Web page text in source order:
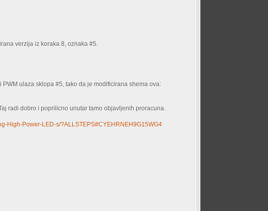
verzija iz koraka 8, oznaka #5.
ulaza sklopa #5, tako da je modificirana shema ova:
radi dobro i poprilicno unutar tamo objavljenih proracuna.
High-Power-LED-s/?ALLSTEPS#CYEHRNEH9G15WG4